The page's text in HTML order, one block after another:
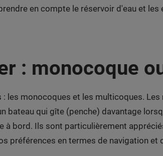
en compte le réservoir d'eau et
: monocoque
: les monocoques et les multicoques.
bateau qui gîte (penche) davantage
à bord. Ils sont particulièrement
préférences en termes de navigation et